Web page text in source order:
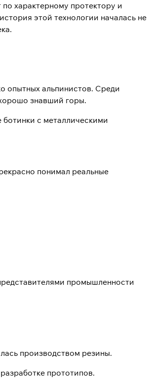
характерному протектору и
этой технологии началась не
опытных альпинистов. Среди
знавший горы.
с металлическими
понимал реальные
промышленности
производством резины.
прототипов.